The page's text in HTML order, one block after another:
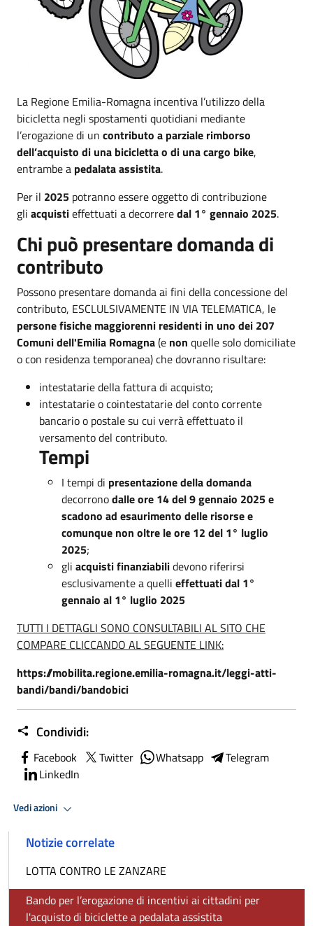
La Regione Emilia-Romagna incentiva l’utilizzo della
bicicletta negli spostamenti quotidiani mediante
l’erogazione di un contributo a parziale rimborso
dell’acquisto di una bicicletta o di una cargo bike,
entrambe a pedalata assistita.
Per il 2025 potranno essere oggetto di contribuzione
gli acquistieffettuati a decorreredal 1° gennaio 2025.
Chi può presentare domanda di
contributo
Possono presentare domanda ai fini della concessione del
contributo, ESCLULSIVAMENTE IN VIA TELEMATICA, le
persone fisiche maggiorenni residenti in uno dei 207
Comuni dell'Emilia Romagna(e non quelle solo domiciliate
o con residenza temporanea) che dovranno risultare:
intestatarie della fattura di acquisto;
intestatarie o cointestatarie del conto corrente
bancario o postale su cui verrà effettuato il
versamento del contributo.
Tempi
I tempi di presentazione della domanda
decorronodalle ore 14 del 9 gennaio 2025 e
scadono ad esaurimento delle risorse e
comunque non oltre le ore 12 del 1° luglio
2025;
gli acquisti finanziabilidevono riferirsi
esclusivamente a quelli effettuati dal 1°
gennaio al 1° luglio 2025
TUTTI I DETTAGLI SONO CONSULTABILI AL SITO CHE
COMPARE CLICCANDO AL SEGUENTE LINK:
https://mobilita.regione.emilia-romagna.it/leggi-atti-
bandi/bandi/bandobici
Condividi:
Facebook Twitter Whatsapp
Telegram
LinkedIn
Vedi azioni
Notizie correlate
LOTTA CONTRO LE ZANZARE
Bando per l’erogazione di incentivi ai cittadini per
l'acquisto di biciclette a pedalata assistita